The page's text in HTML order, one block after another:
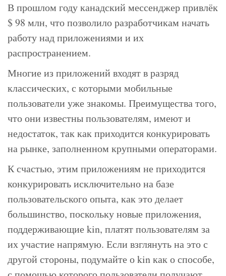
В прошлом году канадский мессенджер привлёк
$ 98 млн, что позволило разработчикам начать
работу над приложениями и их
распространением.
Многие из приложений входят в разряд
классических, с которыми мобильные
пользователи уже знакомы. Преимущества того,
что они известны пользователям, имеют и
недостаток, так как приходится конкурировать
на рынке, заполненном крупными операторами.
К счастью, этим приложениям не приходится
конкурировать исключительно на базе
пользовательского опыта, как это делает
большинство, поскольку новые приложения,
поддерживающие kin, платят пользователям за
их участие напрямую. Если взглянуть на это с
другой стороны, подумайте о kin как о способе,